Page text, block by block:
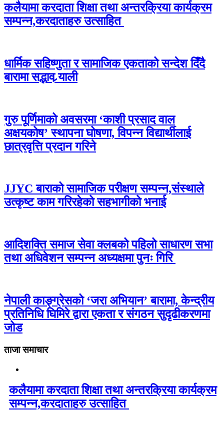
कलैयामा करदाता शिक्षा तथा अन्तरक्रिया कार्यक्रम
सम्पन्न,करदाताहरु उत्साहित
धार्मिक सहिष्णुता र सामाजिक एकताको सन्देश दिँदै
बारामा सद्भाव र्‍याली
गुरु पूर्णिमाको अवसरमा ‘काशी प्रसाद वाल
अक्षयकोष’ स्थापना घोषणा, विपन्न विद्यार्थीलाई
छात्रवृत्ति प्रदान गरिने
JJYC बाराको सामाजिक परीक्षण सम्पन्न,संस्थाले
उत्कृष्ट काम गरिरहेको सहभागीको भनाई
आदिशक्ति समाज सेवा क्लबको पहिलो साधारण सभा
तथा अधिवेशन सम्पन्न अध्यक्षमा पुनः गिरि
नेपाली काङ्ग्रेसको ‘जरा अभियान’ बारामा, केन्द्रीय
प्रतिनिधि घिमिरे द्वारा एकता र संगठन सुदृढीकरणमा
जोड
ताजा समाचार
कलैयामा करदाता शिक्षा तथा अन्तरक्रिया कार्यक्रम
सम्पन्न,करदाताहरु उत्साहित